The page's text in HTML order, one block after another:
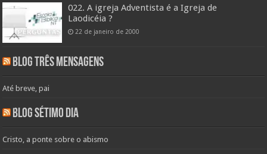
022. A igreja Adventista é a Igreja de
Laodicéia ?
22 de janeiro de 2000
Blog Três Mensagens
Até breve, pai
Blog Sétimo Dia
Cristo, a ponte sobre o abismo